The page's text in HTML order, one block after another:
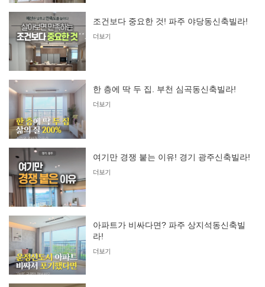
조건보다 중요한 것! 파주 야당동신축빌라!
더보기
한 층에 딱 두 집. 부천 심곡동신축빌라!
더보기
여기만 경쟁 붙는 이유! 경기 광주신축빌라!
더보기
아파트가 비싸다면? 파주 상지석동신축빌
라!
더보기